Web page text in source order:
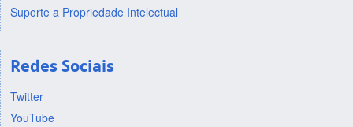
Suporte a Propriedade Intelectual
Redes Sociais
Twitter
YouTube